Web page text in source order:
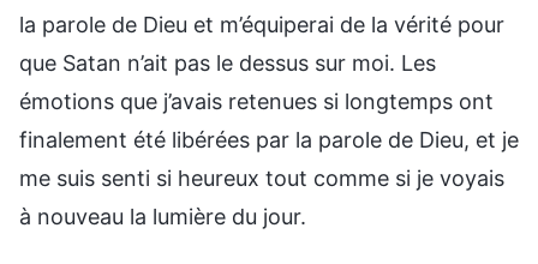
la parole de Dieu et m’équiperai de la vérité pour
que Satan n’ait pas le dessus sur moi. Les
émotions que j’avais retenues si longtemps ont
finalement été libérées par la parole de Dieu, et je
me suis senti si heureux tout comme si je voyais
à nouveau la lumière du jour.